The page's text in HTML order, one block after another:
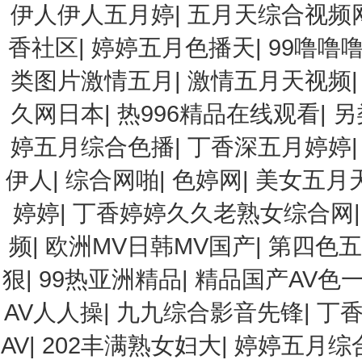
伊人伊人五月婷| 五月天综合视频
香社区| 婷婷五月色播天| 99噜噜
类图片激情五月 |激情五月天视频
久网日本|热996精品在线观看|
婷五月综合色播|丁香深五月婷婷
伊人 | 综合网啪| 色婷网| 美女五月
婷婷|丁香婷婷久久老熟女综合网
频| 欧洲MV日韩MV国产| 第四色
狠| 99热亚洲精品|精品国产AV色
AV人人操| 九九综合影音先锋| 丁
AV| 202丰满熟女妇大| 婷婷五月综